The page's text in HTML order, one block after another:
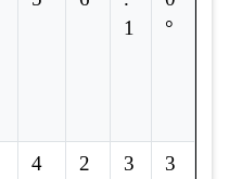
1
°
4
2
3
3